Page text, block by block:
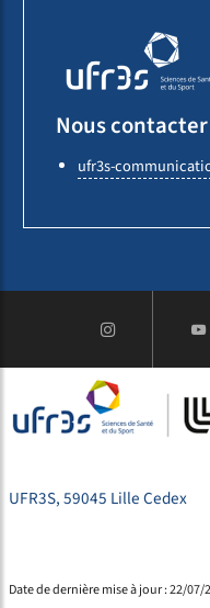
Nous
ufr3s-
UFR3S, 59045 Lille Cedex
Date de dernière mise à jour : 22/07/